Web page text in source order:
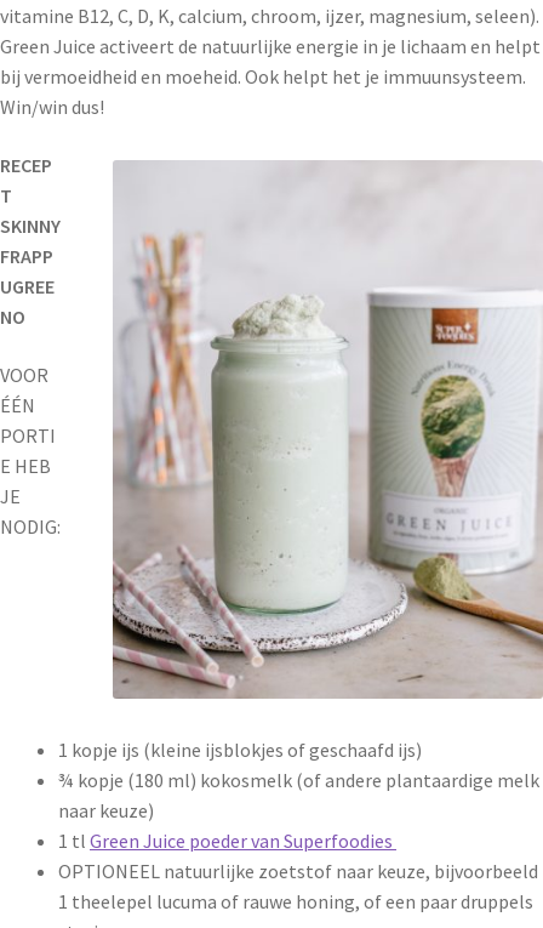
vitamine B12, C, D, K, calcium, chroom, ijzer, magnesium, seleen).
Green Juice activeert de natuurlijke energie in je lichaam en helpt
bij vermoeidheid en moeheid. Ook helpt het je immuunsysteem.
Win/win dus!
RECEP
T
SKINNY
FRAPP
UGREE
NO
VOOR
ÉÉN
PORTI
E HEB
JE
NODIG:
1 kopje ijs (kleine ijsblokjes of geschaafd ijs)
¾ kopje (180 ml) kokosmelk (of andere plantaardige melk
naar keuze)
1 tl Green Juice poeder van Superfoodies
OPTIONEEL natuurlijke zoetstof naar keuze, bijvoorbeeld
1 theelepel lucuma of rauwe honing, of een paar druppels